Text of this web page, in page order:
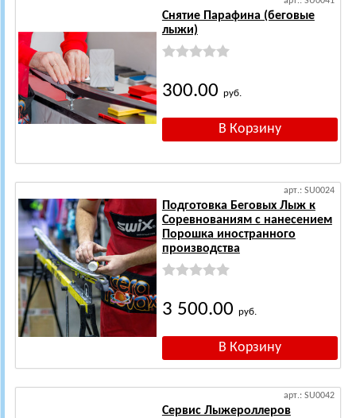
Снятие Парафина (беговые
лыжи)
300.00 руб.
арт.: SU0024
Подготовка Беговых Лыж к
Соревнованиям с нанесением
Порошка иностранного
производства
3 500.00 руб.
арт.: SU0042
Сервис Лыжероллеров